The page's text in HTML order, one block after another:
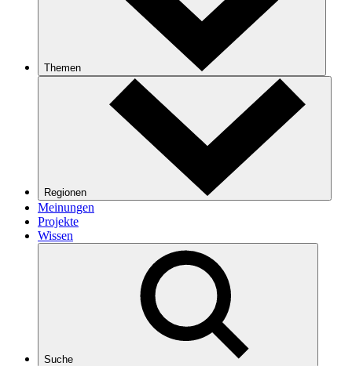
Themen
Regionen
Meinungen
Projekte
Wissen
Suche